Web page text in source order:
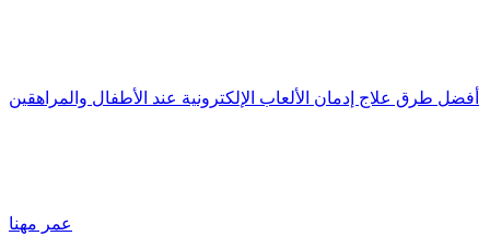
أفضل طرق علاج إدمان الألعاب الإلكترونية عند الأطفال والمراهقين
عمر مهنا